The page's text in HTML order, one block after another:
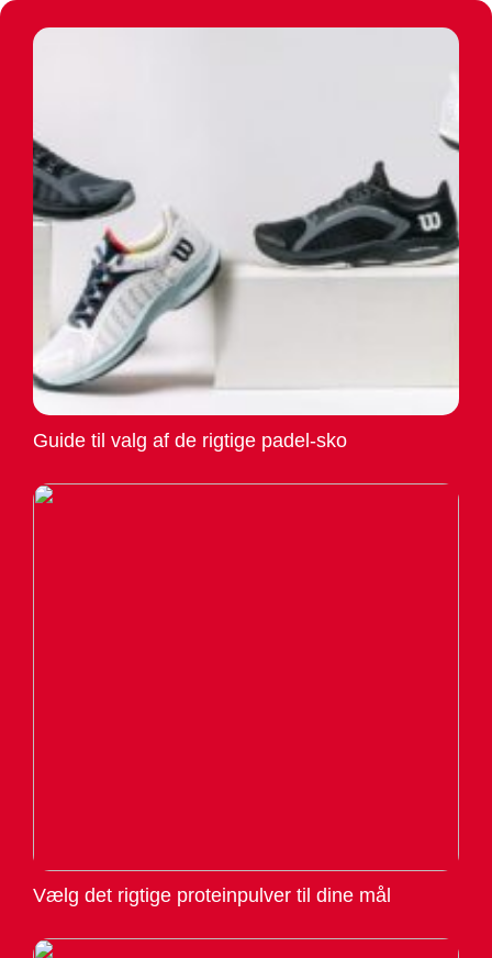
Guide til valg af de rigtige padel-sko
Vælg det rigtige proteinpulver til dine mål